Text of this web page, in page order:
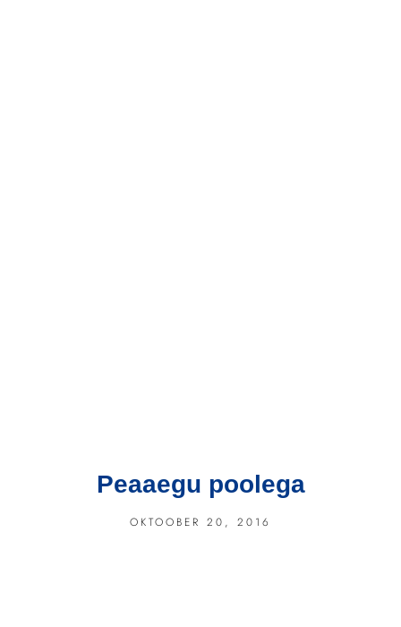
Peaaegu poolega
OKTOOBER 20, 2016